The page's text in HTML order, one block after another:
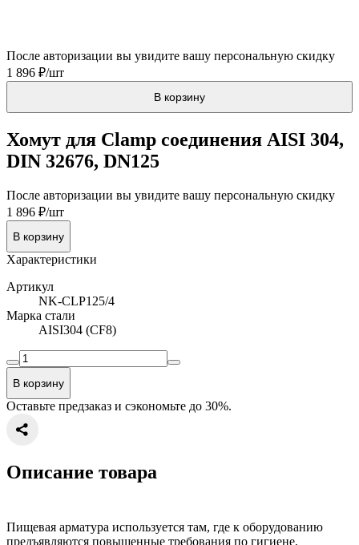
После авторизации вы увидите вашу персональную скидку
1 896 ₽/шт
В корзину
Хомут для Clamp соединения AISI 304,
DIN 32676, DN125
После авторизации вы увидите вашу персональную скидку
1 896 ₽/шт
В корзину
Характеристики
Артикул
NK-CLP125/4
Марка стали
AISI304 (CF8)
В корзину
Оставьте предзаказ и сэкономьте до 30%.
Описание товара
Пищевая арматура используется там, где к оборудованию
предъявляются повышенные требования по гигиене,